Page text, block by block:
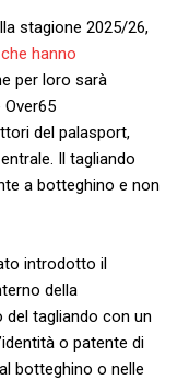
stagione 2025/26,
hanno
per loro sarà
del palasport,
Il tagliando
a botteghino e non
introdotto il
della
del tagliando con un
o patente di
botteghino o nelle